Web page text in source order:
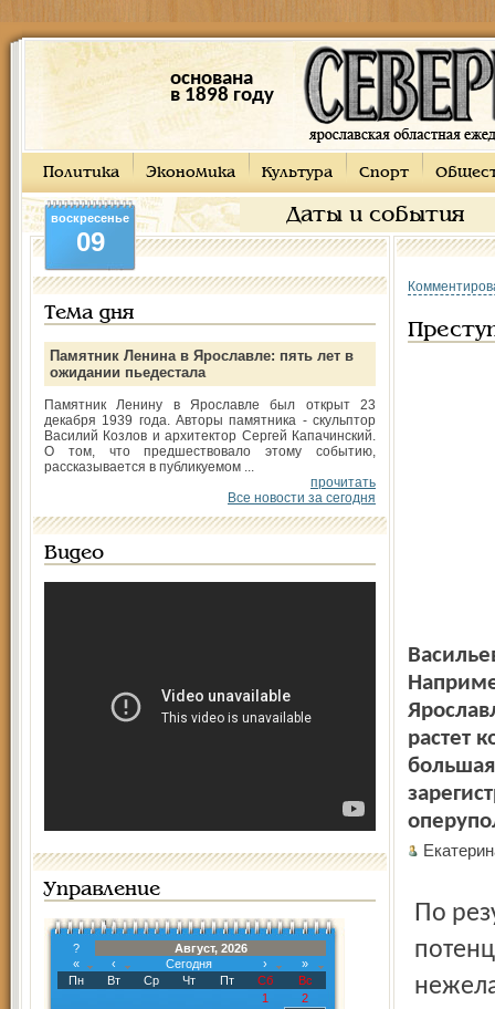
основана
в 1898 году
Политика Экономика Культура Спорт
Даты и события
воскресенье
09
Тема дня
Памятник Ленина в Ярославле: пять лет в
ожидании пьедестала
Памятник Ленину в Ярославле был открыт 23
декабря 1939 года. Авторы памятника - скульптор
Василий Козлов и архитектор Сергей Капачинский.
О том, что предшествовало этому событию,
рассказывается в публикуемом ...
прочитать
Все новости за сегодня
Видео
Управление
?
Август, 2026
«
‹ Сегодня ›
»
Пн
Вт Ср Чт Пт Сб
Вс
1
2
растет
По результатам анкетирования действующих и